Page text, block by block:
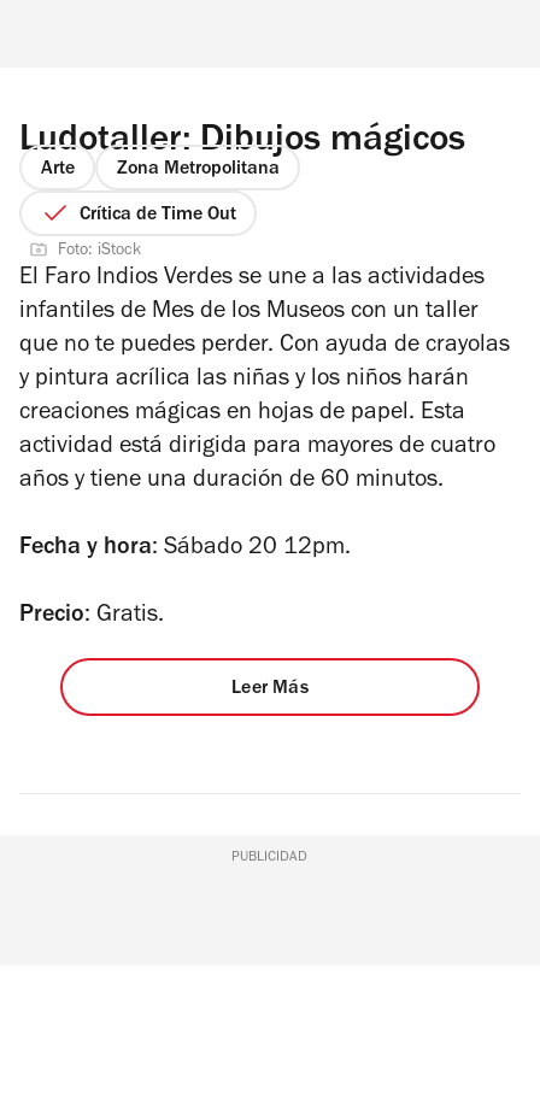
Ludotaller: Dibujos mágicos
Arte Zona Metropolitana
Crítica de Time Out
Foto: iStock
El Faro Indios Verdes se une a las actividades
infantiles de Mes de los Museos con un taller
que no te puedes perder. Con ayuda de crayolas
y pintura acrílica las niñas y los niños harán
creaciones mágicas en hojas de papel. Esta
actividad está dirigida para mayores de cuatro
años y tiene una duración de 60 minutos.
Fecha y hora: Sábado 20 12pm.
Precio: Gratis.
Leer Más
PUBLICIDAD